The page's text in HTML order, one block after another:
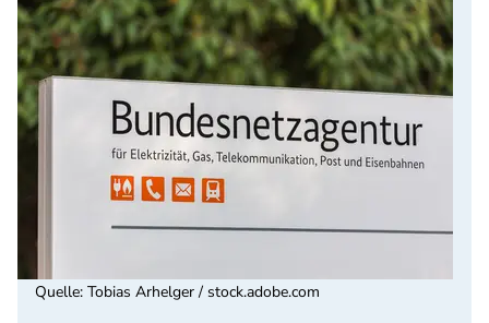
Quelle: Tobias Arhelger / stock.adobe.com